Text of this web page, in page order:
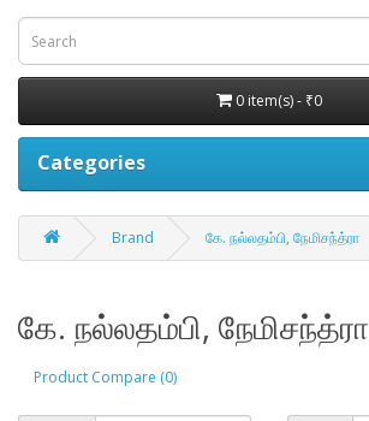
0 item(s) - ₹0
Categories
Brand கே. நல்லதம்பி, நேமிசந்த்ரா
கே. நல்லதம்பி, நேமிசந்த்ரா
Product Compare (0)